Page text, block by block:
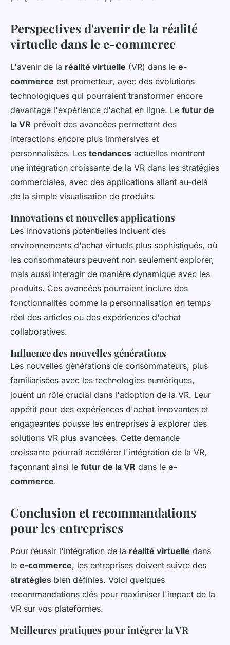
Perspectives d'avenir de la réalité
virtuelle dans le e-commerce
L'avenir de la réalité virtuelle (VR) dans le e-
commerce est prometteur, avec des évolutions
technologiques qui pourraient transformer encore
davantage l'expérience d'achat en ligne. Le futur de
la VR prévoit des avancées permettant des
interactions encore plus immersives et
personnalisées. Les tendances actuelles montrent
une intégration croissante de la VR dans les stratégies
commerciales, avec des applications allant au-delà
de la simple visualisation de produits.
Innovations et nouvelles applications
Les innovations potentielles incluent des
environnements d'achat virtuels plus sophistiqués, où
les consommateurs peuvent non seulement explorer,
mais aussi interagir de manière dynamique avec les
produits. Ces avancées pourraient inclure des
fonctionnalités comme la personnalisation en temps
réel des articles ou des expériences d'achat
collaboratives.
Influence des nouvelles générations
Les nouvelles générations de consommateurs, plus
familiarisées avec les technologies numériques,
jouent un rôle crucial dans l'adoption de la VR. Leur
appétit pour des expériences d'achat innovantes et
engageantes pousse les entreprises à explorer des
solutions VR plus avancées. Cette demande
croissante pourrait accélérer l'intégration de la VR,
façonnant ainsi le futur de la VR dans le e-
commerce.
Conclusion et recommandations
pour les entreprises
Pour réussir l'intégration de la réalité virtuelle dans
le e-commerce, les entreprises doivent suivre des
stratégies bien définies. Voici quelques
recommandations clés pour maximiser l'impact de la
VR sur vos plateformes.
Meilleures pratiques pour intégrer la VR